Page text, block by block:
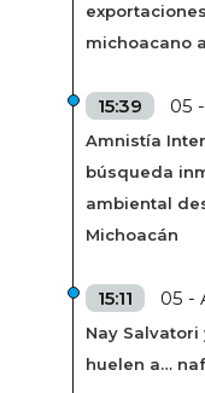
michoacano
15:39 05
Amnistía
búsqueda
ambiental
Michoacán
15:11 05 -
Nay Salvatori
huelen a…